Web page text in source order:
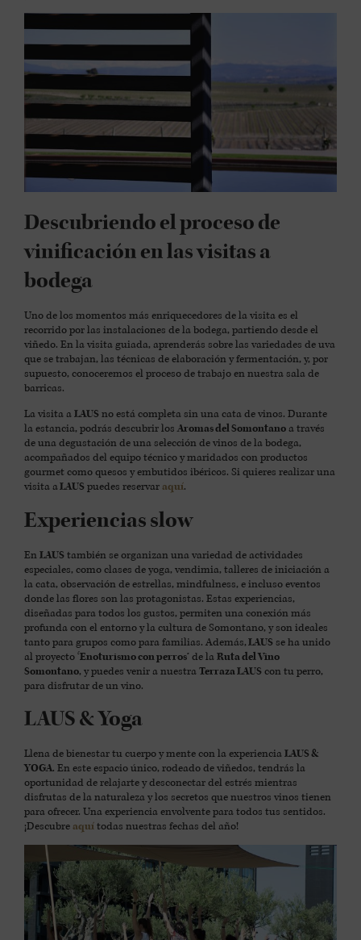
Descubriendo el proceso de
vinificación en las visitas a
bodega
Uno de los momentos más enriquecedores de la visita es el
recorrido por las instalaciones de la bodega, partiendo desde el
viñedo. En la visita guiada, aprenderás sobre las variedades de uva
que se trabajan, las técnicas de elaboración y fermentación, y, por
supuesto, conoceremos el proceso de trabajo en nuestra sala de
barricas.
La visita a LAUS no está completa sin una cata de vinos. Durante
la estancia, podrás descubrir los Aromas del Somontanoa través
de una degustación de una selección de vinos de la bodega,
acompañados del equipo técnico y maridados con productos
gourmet como quesos y embutidos ibéricos. Si quieres realizar una
visita aLAUS puedes reservaraquí.
Experiencias slow
EnLAUS también se organizan una variedad de actividades
especiales, como clases de yoga, vendimia, talleres de iniciación a
la cata, observación de estrellas, mindfulness, e incluso eventos
donde las flores son las protagonistas. Estas experiencias,
diseñadas para todos los gustos, permiten una conexión más
profunda con el entorno y la cultura de Somontano, y son ideales
tanto para grupos como para familias. Además,LAUS se ha unido
al proyecto‘Enoturismo con perros’ de la Ruta del Vino
Somontano, y puedes venir a nuestra Terraza LAUS con tu perro,
para disfrutar de un vino.
LAUS & Yoga
Llena de bienestar tu cuerpo y mente con la experiencia LAUS &
YOGA. En este espacio único, rodeado de viñedos, tendrás la
oportunidad de relajarte y desconectar del estrés mientras
disfrutas de la naturaleza y los secretos que nuestros vinos tienen
para ofrecer. Una experiencia envolvente para todos tus sentidos.
¡Descubreaquítodas nuestras fechas del año!